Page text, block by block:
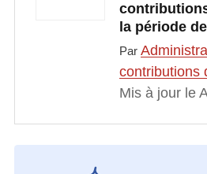
la période
Par
contributions
Mis à jour le